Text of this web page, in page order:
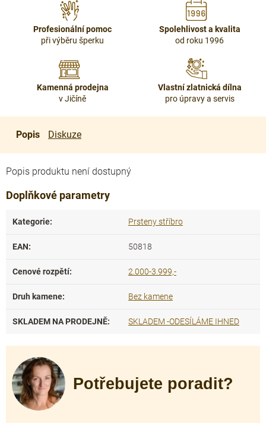
Profesionální pomoc
při výběru šperku
Spolehlivost a kvalita
od roku 1996
Kamenná prodejna
v Jičíně
Vlastní zlatnická dílna
pro úpravy a servis
Popis Diskuze
Popis produktu není dostupný
Doplňkové parametry
Kategorie: Prsteny stříbro
EAN: 50818
Cenové rozpětí: 2.000-3.999,-
Druh kamene: Bez kamene
SKLADEM NA PRODEJNĚ: SKLADEM -ODESÍLÁME IHNED
Potřebujete poradit?